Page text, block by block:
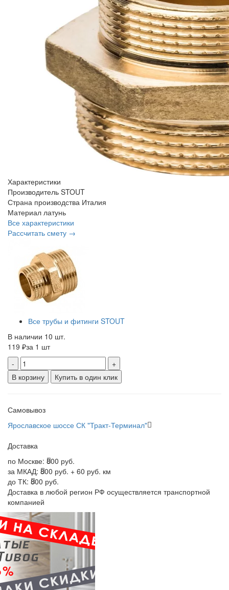
Характеристики
Производитель STOUT
Страна производства Италия
Материал латунь
Все характеристики
Рассчитать смету →
Все трубы и фитинги STOUT
В наличии 10 шт.
119 ₽за 1 шт
-
+
В корзину
Купить в один клик
Самовывоз
Ярославское шоссе СК "Тракт-Терминал"
Доставка
по Москве: 800 руб.
за МКАД: 800 руб. + 60 руб. км
до ТК: 800 руб.
Доставка в любой регион РФ осуществляется транспортной
компанией